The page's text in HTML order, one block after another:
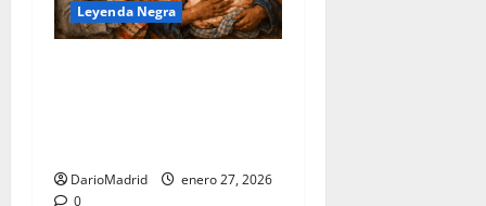
Leyenda Negra
DarioMadrid
enero 27, 2026
0